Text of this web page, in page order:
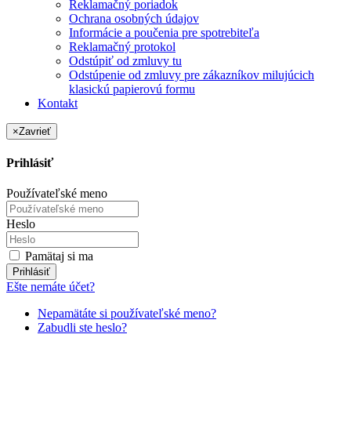
Reklamačný poriadok
Ochrana osobných údajov
Informácie a poučenia pre spotrebiteľa
Reklamačný protokol
Odstúpiť od zmluvy tu
Odstúpenie od zmluvy pre zákazníkov milujúcich
klasickú papierovú formu
Kontakt
×Zavrieť
Prihlásiť
Používateľské meno
Heslo
Pamätaj si ma
Prihlásiť
Ešte nemáte účet?
Nepamätáte si používateľské meno?
Zabudli ste heslo?